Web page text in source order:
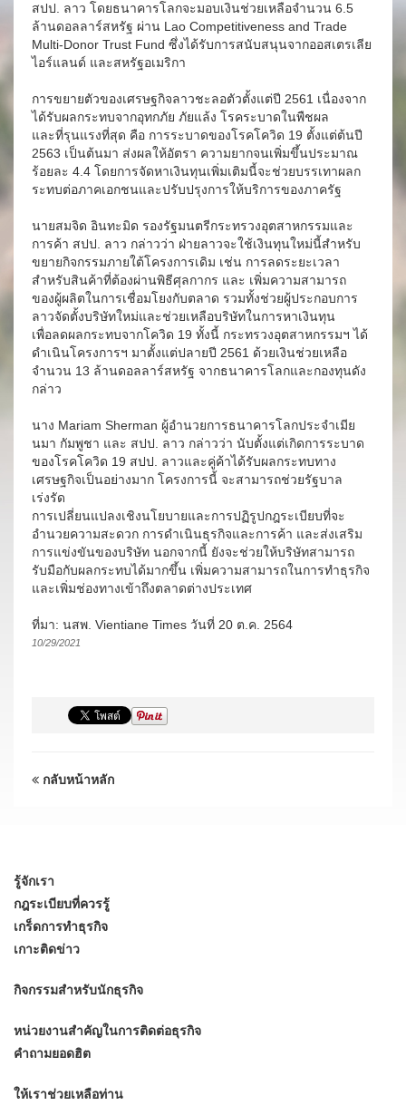
สปป. ลาว โดยธนาคารโลกจะมอบเงินช่วยเหลือจำนวน 6.5
ล้านดอลลาร์สหรัฐ ผ่าน Lao Competitiveness and Trade
Multi-Donor Trust Fund ซึ่งได้รับการสนับสนุนจากออสเตรเลีย
ไอร์แลนด์ และสหรัฐอเมริกา
การขยายตัวของเศรษฐกิจลาวชะลอตัวตั้งแต่ปี 2561 เนื่องจาก
ได้รับผลกระทบจากอุทกภัย ภัยแล้ง โรคระบาดในพืชผล
และที่รุนแรงที่สุด คือ การระบาดของโรคโควิด 19 ตั้งแต่ต้นปี
2563 เป็นต้นมา ส่งผลให้อัตรา ความยากจนเพิ่มขึ้นประมาณ
ร้อยละ 4.4 โดยการจัดหาเงินทุนเพิ่มเติมนี้จะช่วยบรรเทาผลก
ระทบต่อภาคเอกชนและปรับปรุงการให้บริการของภาครัฐ
นายสมจิด อินทะมิด รองรัฐมนตรีกระทรวงอุตสาหกรรมและ
การค้า สปป. ลาว กล่าวว่า ฝ่ายลาวจะใช้เงินทุนใหม่นี้สำหรับ
ขยายกิจกรรมภายใต้โครงการเดิม เช่น การลดระยะเวลา
สำหรับสินค้าที่ต้องผ่านพิธีศุลกากร และ เพิ่มความสามารถ
ของผู้ผลิตในการเชื่อมโยงกับตลาด รวมทั้งช่วยผู้ประกอบการ
ลาวจัดตั้งบริษัทใหม่และช่วยเหลือบริษัทในการหาเงินทุน
เพื่อลดผลกระทบจากโควิด 19 ทั้งนี้ กระทรวงอุตสาหกรรมฯ ได้
ดำเนินโครงการฯ มาตั้งแต่ปลายปี 2561 ด้วยเงินช่วยเหลือ
จำนวน 13 ล้านดอลลาร์สหรัฐ จากธนาคารโลกและกองทุนดัง
กล่าว
นาง Mariam Sherman ผู้อำนวยการธนาคารโลกประจำเมีย
นมา กัมพูชา และ สปป. ลาว กล่าวว่า นับตั้งแต่เกิดการระบาด
ของโรคโควิด 19 สปป. ลาวและคู่ค้าได้รับผลกระทบทาง
เศรษฐกิจเป็นอย่างมาก โครงการนี้ จะสามารถช่วยรัฐบาล
เร่งรัด
การเปลี่ยนแปลงเชิงนโยบายและการปฏิรูปกฎระเบียบที่จะ
อำนวยความสะดวก การดำเนินธุรกิจและการค้า และส่งเสริม
การแข่งขันของบริษัท นอกจากนี้ ยังจะช่วยให้บริษัทสามารถ
รับมือกับผลกระทบได้มากขึ้น เพิ่มความสามารถในการทำธุรกิจ
และเพิ่มช่องทางเข้าถึงตลาดต่างประเทศ
ที่มา: นสพ. Vientiane Times วันที่ 20 ต.ค. 2564
10/29/2021
กลับหน้าหลัก
รู้จักเรา
กฎระเบียบที่ควรรู้
เกร็ดการทำธุรกิจ
เกาะติดข่าว
กิจกรรมสำหรับนักธุรกิจ
หน่วยงานสำคัญในการติดต่อธุรกิจ
คำถามยอดฮิต
ให้เราช่วยเหลือท่าน